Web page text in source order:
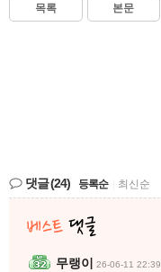
목록 본문
댓글(24) 등록순 최신순
무랭이 26-06-11 22:39